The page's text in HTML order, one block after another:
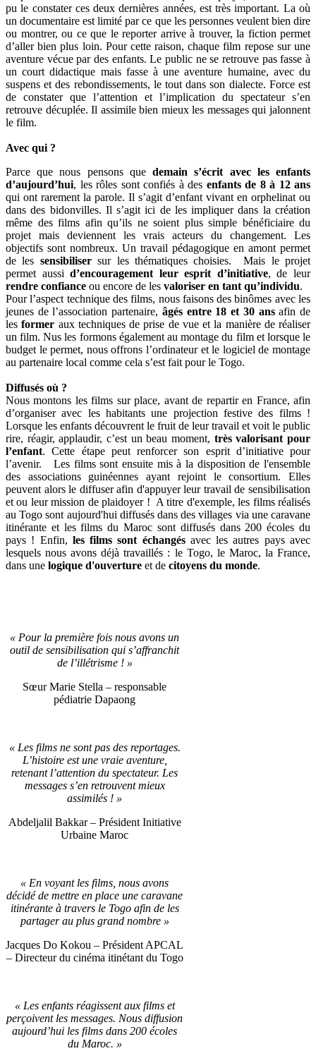
pu le constater ces deux dernières années, est très important. La où
un documentaire est limité par ce que les personnes veulent bien dire
ou montrer, ou ce que le reporter arrive à trouver, la fiction permet
d’aller bien plus loin. Pour cette raison, chaque film repose sur une
aventure vécue par des enfants. Le public ne se retrouve pas fasse à
un court didactique mais fasse à une aventure humaine, avec du
suspens et des rebondissements, le tout dans son dialecte. Force est
de constater que l’attention et l’implication du spectateur s’en
retrouve décuplée. Il assimile bien mieux les messages qui jalonnent
le film.
Avec qui ?
Parce que nous pensons quedemain s’écrit avec les enfants
d’aujourd’hui, les rôles sont confiés à des enfants de 8 à 12 ans
qui ont rarement la parole. Il s’agit d’enfant vivant en orphelinat ou
dans des bidonvilles. Il s’agit ici de les impliquer dans la création
même des films afin qu’ils ne soient plus simple bénéficiaire du
projet mais deviennent les vrais acteurs du changement. Les
objectifs sont nombreux. Un travail pédagogique en amont permet
de les sensibilisersur les thématiques choisies. Mais le projet
permet aussid’encouragement leur esprit d’initiative, de leur
rendre confiance ou encore de les valoriser en tant qu’individu.
Pour l’aspect technique des films, nous faisons des binômes avec les
jeunes de l’association partenaire, âgés entre 18 et 30 ansafin de
lesformer aux techniques de prise de vue et la manière de réaliser
un film. Nus les formons également au montage du film et lorsque le
budget le permet, nous offrons l’ordinateur et le logiciel de montage
au partenaire local comme cela s’est fait pour le Togo.
Diffusés où ?
Nous montons les films sur place, avant de repartir en France, afin
d’organiser avec les habitants une projection festive des films !
Lorsque les enfants découvrent le fruit de leur travail et voit le public
rire, réagir, applaudir, c’est un beau moment, très valorisant pour
l’enfant. Cette étape peut renforcer son esprit d’initiative pour
l’avenir. Les films sont ensuite mis à la disposition de l'ensemble
des associations guinéennes ayant rejoint le consortium. Elles
peuvent alors le diffuser afin d'appuyer leur travail de sensibilisation
et ou leur mission de plaidoyer ! A titre d'exemple, les films réalisés
au Togo sont aujourd'hui diffusés dans des villages via une caravane
itinérante et les films du Maroc sont diffusés dans 200 écoles du
pays ! Enfin, les films sont échangésavec les autres pays avec
lesquels nous avons déjà travaillés : le Togo, le Maroc, la France,
dans une logique d'ouverture et de citoyens du monde.
« Pour la première fois nous avons un
outil de sensibilisation qui s’affranchit
de l’illétrisme ! »
SœurMarie Stella – responsable
pédiatrie Dapaong
« Les films ne sont pas des reportages.
L’histoire est une vraie aventure,
retenant l’attention du spectateur. Les
messages s’en retrouvent mieux
assimilés ! »
Abdeljalil Bakkar – Président Initiative
Urbaine Maroc
« En voyant les films, nous avons
décidé de mettre en place une caravane
itinérante à travers le Togo afin de les
partager au plus grand nombre »
Jacques Do Kokou – Président APCAL
– Directeur du cinéma itinétant du Togo
« Les enfants réagissent aux films et
perçoivent les messages. Nous diffusion
aujourd’hui les films dans 200 écoles
du Maroc. »